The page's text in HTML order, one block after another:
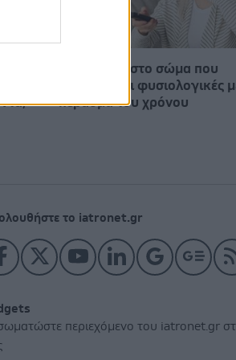
Οι αλλαγές στο σώμα που
θεωρούνται φυσιολογικές
πέρασμα του χρόνου
το iatronet.gr
περιεχόμενο του iatronet.gr